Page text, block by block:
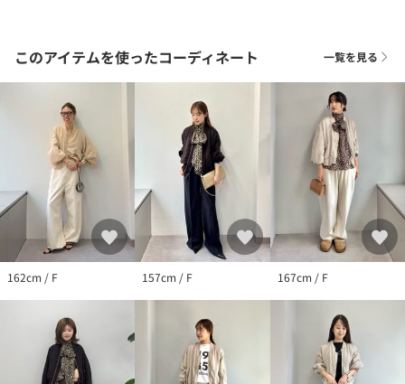
見える場合があります。
商品の色味は、スタジオ撮影の画像をご参照ください。
・入荷状況により、お届け予定が前後する場合があります。
・お客様への発送が店頭販売より遅れる場合があります。
・追加生産商品は、一部の店舗、通販で販売中の場合がありま
予めご了承下さい。
このアイテムを使ったコーディネート 一覧を見る
162cm / F 157cm / F 167cm / F